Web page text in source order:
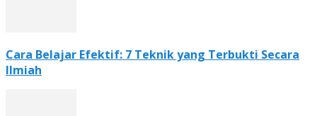
Cara Belajar Efektif: 7 Teknik yang Terbukti Secara
Ilmiah